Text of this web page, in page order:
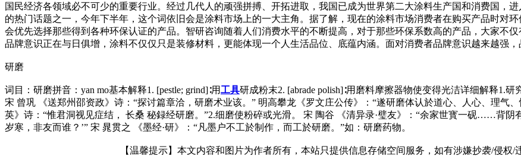
国民经济各领域必不可少的重要行业。经过几代人的顽强拼搏、开拓进取，我国已成为世界第二大涂料生产国和消费国，
的热门话题之一，今年下半年，这个词依旧会是涂料市场上的一大主角。据了解，现在的涂料市场消费者在购买产品时对
会优先选择那些得到各种环保认证的产品。智研咨询随着人们消费水平的不断提高，对于那些环保系数高的产品，大家不
品牌意识正在与日俱增，涂料不仅仅只是装修材料，更能体现一个人生活品位、底蕴内涵。面对消费者品牌意识越来越强
研磨
词目：研磨拼音：yan mo基本解释1. [pestle; grind]∶用工具研成粉末2. [abrade polish]∶用磨料摩擦器物使变得光洁详细解释1.
宋 曾巩 《送郑州邵资政》诗：“探讨篇章洽，研磨术业该。” 明高攀龙《罗文庄公传》：“遂研磨体认於道心、人心、理气
英》诗：“惟君洞视见症结， 长桑 秘録经研磨。”2.细磨使粉碎或光滑。 宋 陶谷 《清异录·璧友》：“余家世寳一砚……背阴
岁寒，非友而谁？’” 宋 晁贯之 《墨经·研》：“凡墨户不工於制作，而工於研磨。”如：研磨药物。
【温馨提示】本文内容和图片为作者所有，本站只提供信息存储空间服务，如有涉嫌抄袭/侵权/